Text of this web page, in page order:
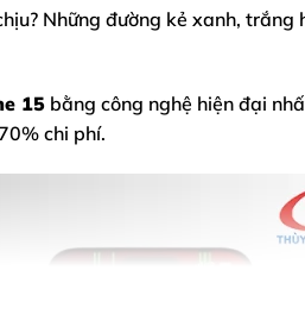
Những đường kẻ xanh,
15 bằng công nghệ hiện đại
chi phí.